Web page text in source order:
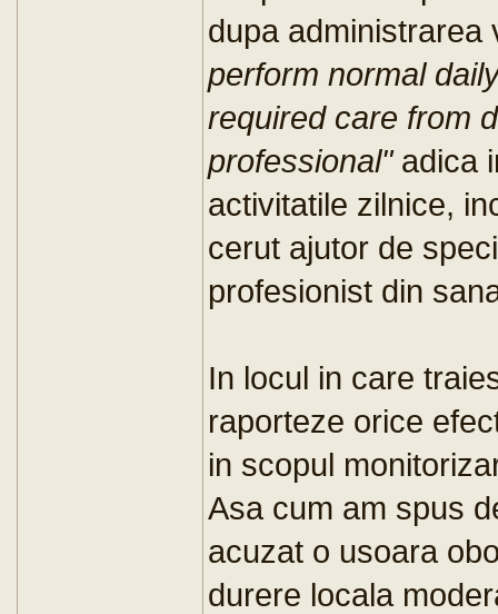
dupa
perform normal
required care from
professional"adica
activitatile zilnice,
cerut ajutor de
profesionist din
In locul in care
raporteze orice
in scopul
Asa cum am spus
acuzat o usoara
durere locala